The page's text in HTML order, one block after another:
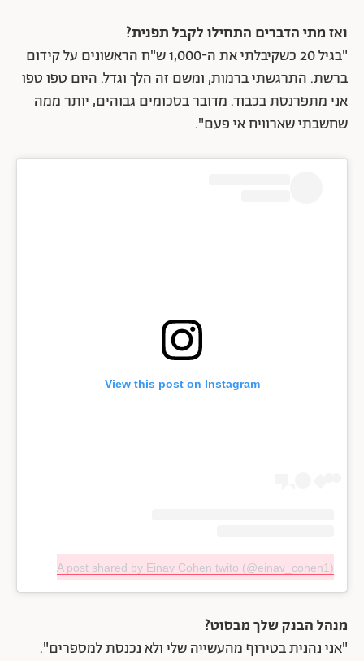
ואז מתי הדברים התחילו לקבל תפנית?
"בגיל 20 כשקיבלתי את ה-1,000 ש"ח הראשונים על קידום
ברשת. התרגשתי ברמות, ומשם זה הלך וגדל. היום טפו טפו
אני מתפרנסת בכבוד. מדובר בסכומים גבוהים, יותר ממה
שחשבתי שארוויח אי פעם".
View this post on Instagram
A post shared by Einav Cohen twito (@einav_cohen1)
מנהל הבנק שלך מבסוט?
"אני נהנית בטירוף מהעשייה שלי ולא נכנסת למספרים".